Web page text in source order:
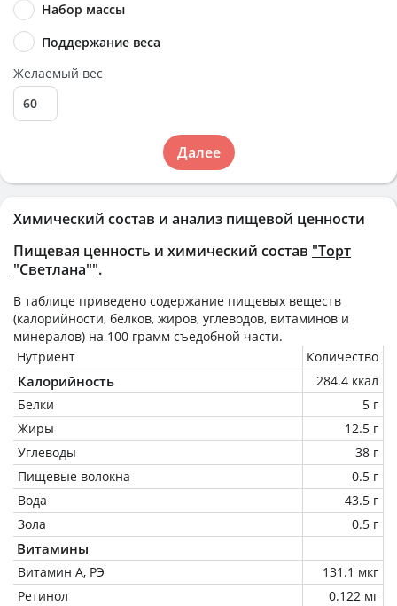
Химический состав и анализ пищевой ценности
Пищевая ценность и химический состав "Торт
"Светлана"".
В таблице приведено содержание пищевых веществ
(калорийности, белков, жиров, углеводов, витаминов и
минералов) на 100 грамм съедобной части.
Нутриент
Количество
Калорийность
284.4 ккал
Белки
5 г
Жиры
12.5 г
Углеводы
38 г
Пищевые волокна
0.5 г
Вода
43.5 г
Зола
0.5 г
Витамины
Витамин А, РЭ
131.1 мкг
Ретинол
0.122 мг
Набор массы
Поддержание веса
Желаемый вес
Далее